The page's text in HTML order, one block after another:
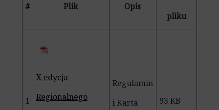
# Plik Opis
pliku
1
X edycja
Regionalnego
Regulamin
i Karta
93 KB